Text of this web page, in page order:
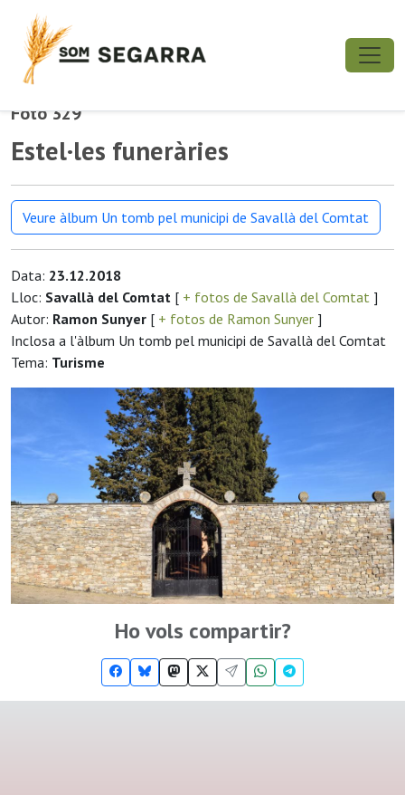
Foto 329
Estel·les funeràries
Veure àlbum Un tomb pel municipi de Savallà del Comtat
Data: 23.12.2018
Lloc: Savallà del Comtat [ + fotos de Savallà del Comtat ]
Autor: Ramon Sunyer [ + fotos de Ramon Sunyer ]
Inclosa a l'àlbum Un tomb pel municipi de Savallà del Comtat
Tema: Turisme
Ho vols compartir?